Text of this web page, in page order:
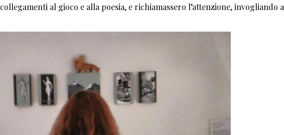
al gioco e alla poesia, e richiamassero l’attenzione, invogliando a